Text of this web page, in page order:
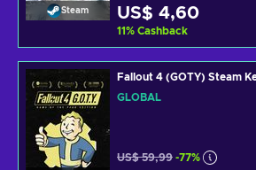
Steam US$ 4,60
11% Cashback
Fallout 4 (GOTY) Steam
GLOBAL
US$ 59,99 -77%